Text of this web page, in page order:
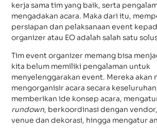
kerja sama tim yang baik, serta
mengadakan acara. Maka dari itu,
persiapan dan pelaksanaan event
organizer atau EO adalah salah satu
Tim event organizer memang bisa
kita belum memiliki pengalaman untuk
menyelenggarakan event. Mereka akan
mengorganisir acara secara
memberikan ide konsep acara,
rundown, berkoordinasi dengan
venue dan dekorasi, hingga mengatur